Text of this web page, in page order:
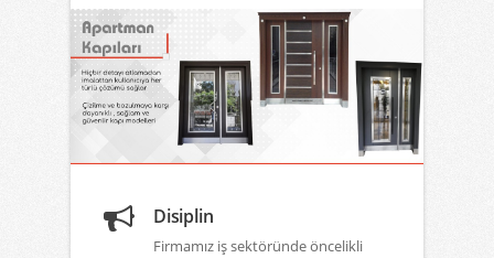
Disiplin
Firmamız iş sektöründe öncelikli